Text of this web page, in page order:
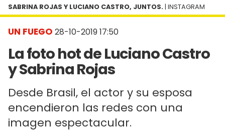
UN FUEGO 28-10-2019 17:50
La foto hot de Luciano Castro
y Sabrina Rojas
Desde Brasil, el actor y su esposa
encendieron las redes con una
imagen espectacular.
SABRINA ROJAS Y LUCIANO CASTRO, JUNTOS. | INSTAGRAM